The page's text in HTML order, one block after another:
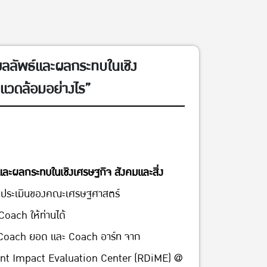
ลัพธ์และผลกระทบในเชิง
ดล้อมอย่างไร”
ผลกระทบในเชิงเศรษฐกิจ สังคมและสิ่ง
ะเมินของคณะเศรษฐศาสตร์
ให้ท่านได้
ยอด และ Coach อาร์ท จาก
Impact Evaluation Center (RDiME) @